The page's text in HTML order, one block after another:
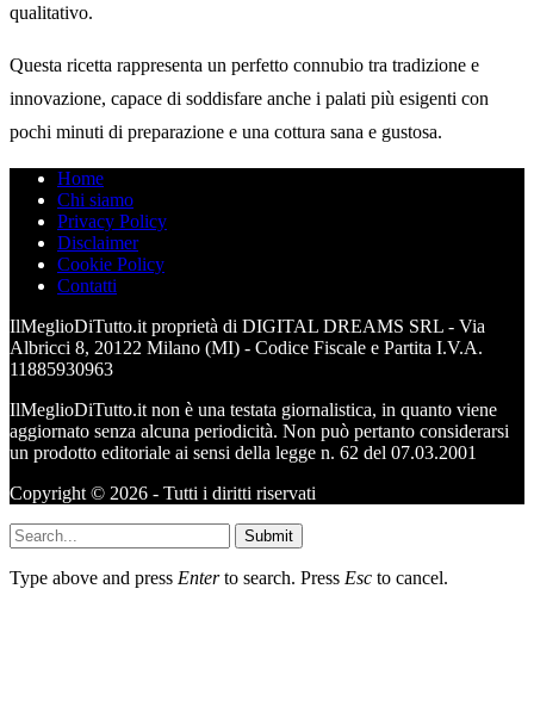
qualitativo.
Questa ricetta rappresenta un perfetto connubio tra tradizione e
innovazione, capace di soddisfare anche i palati più esigenti con
pochi minuti di preparazione e una cottura sana e gustosa.
Home
Chi siamo
Privacy Policy
Disclaimer
Cookie Policy
Contatti
IlMeglioDiTutto.it proprietà di DIGITAL DREAMS SRL - Via
Albricci 8, 20122 Milano (MI) - Codice Fiscale e Partita I.V.A.
11885930963
IlMeglioDiTutto.it non è una testata giornalistica, in quanto viene
aggiornato senza alcuna periodicità. Non può pertanto considerarsi
un prodotto editoriale ai sensi della legge n. 62 del 07.03.2001
Copyright © 2026 - Tutti i diritti riservati
Submit
Type above and press Enterto search. Press Esc to cancel.